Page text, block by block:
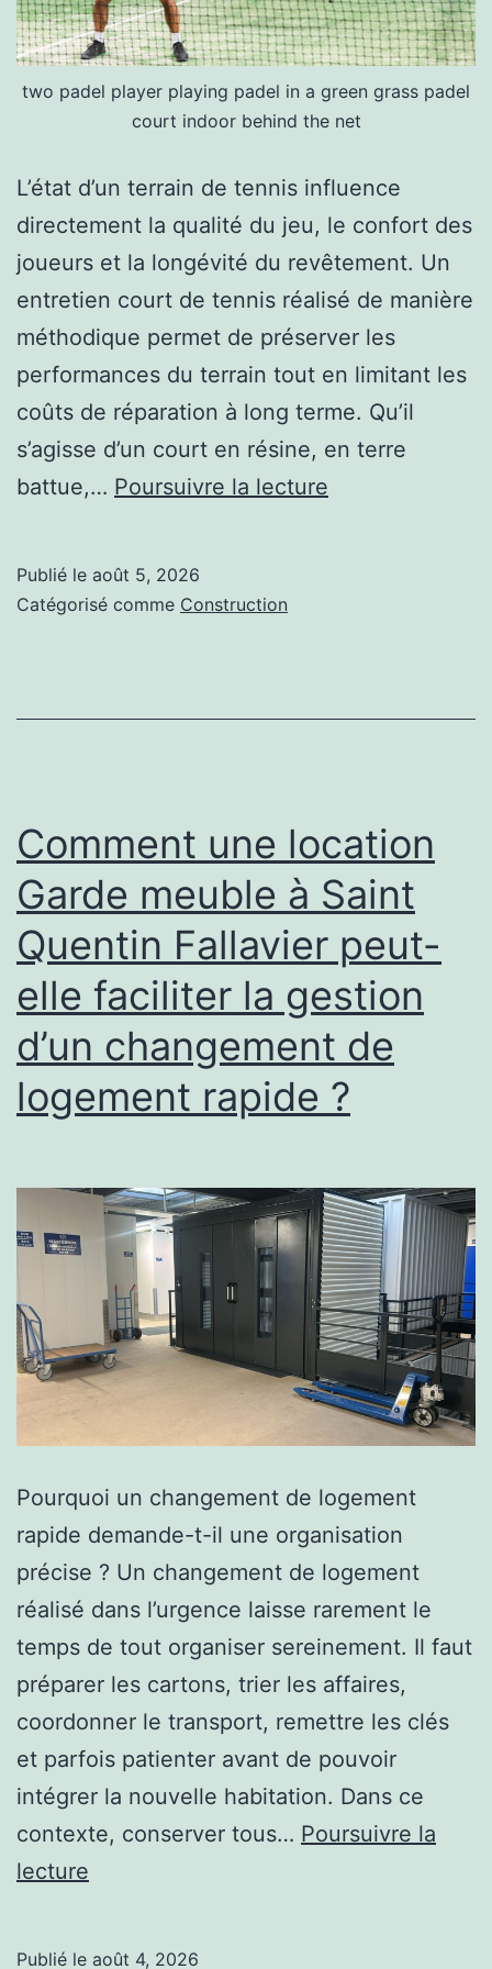
two padel player playing padel in a green grass padel
court indoor behind the net
L’état d’un terrain de tennis influence
directement la qualité du jeu, le confort des
joueurs et la longévité du revêtement. Un
entretien court de tennis réalisé de manière
méthodique permet de préserver les
performances du terrain tout en limitant les
coûts de réparation à long terme. Qu’il
s’agisse d’un court en résine, en terre
battue,… Poursuivre la lecture
complet
?
Publié le août 5, 2026
Catégorisé comme Construction
Comment une location
Garde meuble à Saint
Quentin Fallavier peut-
elle faciliter la gestion
d’un changement de
logement rapide ?
Pourquoi un changement de logement
rapide demande-t-il une organisation
précise ? Un changement de logement
réalisé dans l’urgence laisse rarement le
temps de tout organiser sereinement. Il faut
préparer les cartons, trier les affaires,
coordonner le transport, remettre les clés
et parfois patienter avant de pouvoir
intégrer la nouvelle habitation. Dans ce
contexte, conserver tous… Poursuivre la
lecture
location
Publié le août 4, 2026